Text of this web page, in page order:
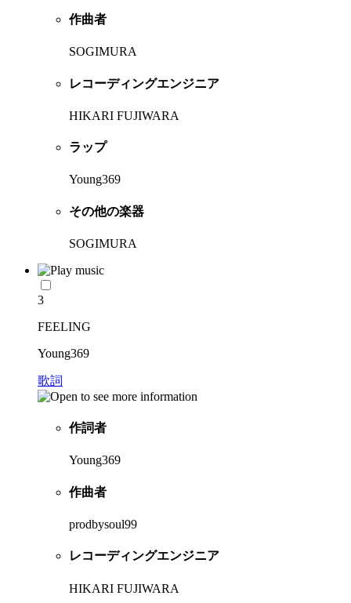
作曲者
SOGIMURA
レコーディングエンジニア
HIKARI FUJIWARA
ラップ
Young369
その他の楽器
SOGIMURA
3
FEELING
Young369
歌詞
作詞者
Young369
作曲者
prodbysoul99
レコーディングエンジニア
HIKARI FUJIWARA